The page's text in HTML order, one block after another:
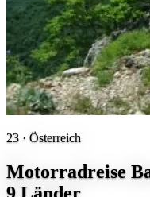
23 · Österreich
Motorradreise